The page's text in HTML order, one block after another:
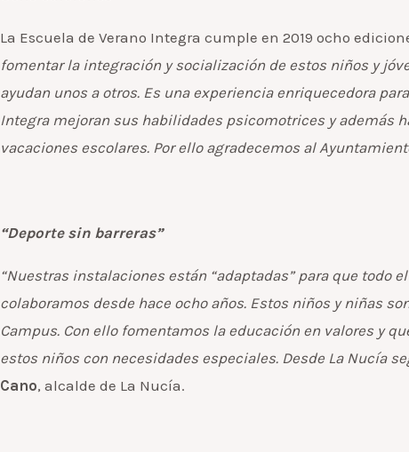
La Escuela de Verano Integra cumple en 2019 ocho
fomentar la integración y socialización de estos niños y
ayudan unos a otros. Es una experiencia enriquecedora
Integra mejoran sus habilidades psicomotrices y además
vacaciones escolares. Por ello agradecemos al
“Deporte sin barreras”
“Nuestras instalaciones están “adaptadas” para que todo
colaboramos desde hace ocho años. Estos niños y niñas
Campus. Con ello fomentamos la educación en valores y
estos niños con necesidades especiales. Desde La Nucía
Cano, alcalde de La Nucía.